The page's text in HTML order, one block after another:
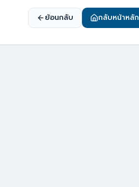
ย้อนกลับ กลับหน้าหลัก